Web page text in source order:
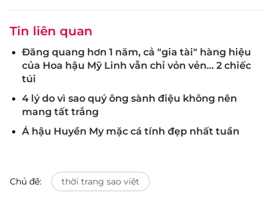
Tin liên quan
Đăng quang hơn 1 năm, cả "gia tài" hàng hiệu
của Hoa hậu Mỹ Linh vẫn chỉ vỏn vẻn... 2 chiếc
túi
4 lý do vì sao quý ông sành điệu không nên
mang tất trắng
Á hậu Huyền My mặc cá tính đẹp nhất tuần
Chủ đề: thời trang sao việt